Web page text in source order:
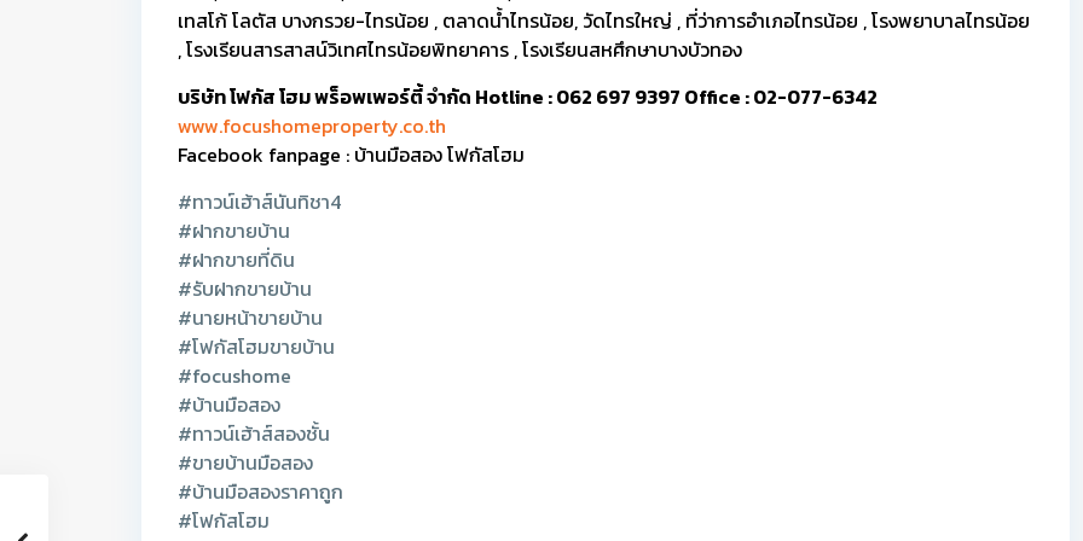
เทสโก้ โลตัส บางกรวย-ไทรน้อย , ตลาดน้ำไทรน้อย, วัดไทรใหญ่ , ที่ว่าการอำเภอไทรน้อย , โรงพยาบาลไทรน้อย
, โรงเรียนสารสาสน์วิเทศไทรน้อยพิทยาคาร , โรงเรียนสหศึกษาบางบัวทอง
บริษัท โฟกัส โฮม พร็อพเพอร์ตี้ จำกัด Hotline : 062 697 9397 Office : 02-077-6342
www.focushomeproperty.co.th
Facebook fanpage : บ้านมือสอง โฟกัสโฮม
#ทาวน์เฮ้าส์นันทิชา4
#ฝากขายบ้าน
#ฝากขายที่ดิน
#รับฝากขายบ้าน
#นายหน้าขายบ้าน
#โฟกัสโฮมขายบ้าน
#focushome
#บ้านมือสอง
#ทาวน์เฮ้าส์สองชั้น
#ขายบ้านมือสอง
#บ้านมือสองราคาถูก
#โฟกัสโฮม